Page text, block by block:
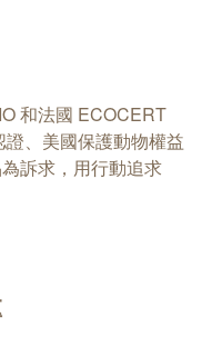
和法國 ECOCERT
證、美國保護動物權益
訴求，用行動追求